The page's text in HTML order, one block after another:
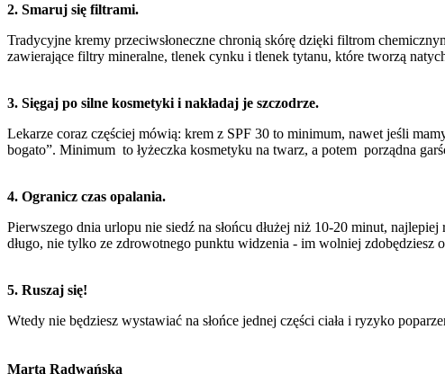
2. Smaruj się filtrami.
Tradycyjne kremy przeciwsłoneczne chronią skórę dzięki filtrom
zawierające filtry mineralne, tlenek cynku i tlenek tytanu, które tworzą
3. Sięgaj po silne kosmetyki i nakładaj je szczodrze.
Lekarze coraz częściej mówią: krem z SPF 30 to minimum, nawet jeśli
bogato”. Minimum to łyżeczka kosmetyku na twarz, a potem porządna
4. Ogranicz czas opalania.
Pierwszego dnia urlopu nie siedź na słońcu dłużej niż 10-20 minut,
długo, nie tylko ze zdrowotnego punktu widzenia - im wolniej zdobędziesz
5. Ruszaj się!
Wtedy nie będziesz wystawiać na słońce jednej części ciała i ryzyko
Marta Radwańska